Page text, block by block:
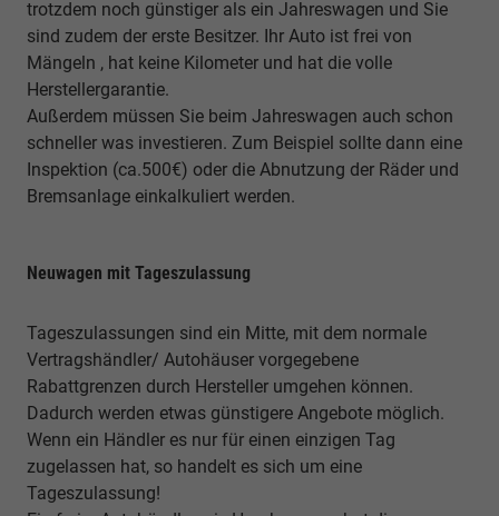
trotzdem noch günstiger als ein Jahreswagen und Sie
sind zudem der erste Besitzer. Ihr Auto ist frei von
Mängeln , hat keine Kilometer und hat die volle
Herstellergarantie.
Außerdem müssen Sie beim Jahreswagen auch schon
schneller was investieren. Zum Beispiel sollte dann eine
Inspektion (ca.500€) oder die Abnutzung der Räder und
Bremsanlage einkalkuliert werden.
Neuwagen mit Tageszulassung
Tageszulassungen sind ein Mitte, mit dem normale
Vertragshändler/ Autohäuser vorgegebene
Rabattgrenzen durch Hersteller umgehen können.
Dadurch werden etwas günstigere Angebote möglich.
Wenn ein Händler es nur für einen einzigen Tag
zugelassen hat, so handelt es sich um eine
Tageszulassung!